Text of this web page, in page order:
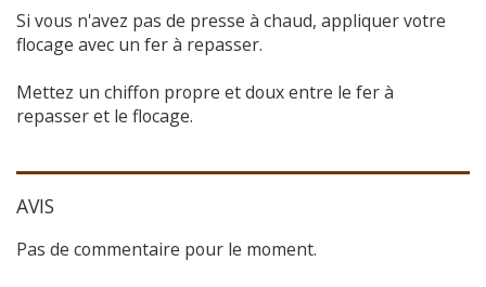
Si vous n'avez pas de presse à chaud, appliquer votre
flocage avec un fer à repasser.
Mettez un chiffon propre et doux entre le fer à
repasser et le flocage.
AVIS
Pas de commentaire pour le moment.